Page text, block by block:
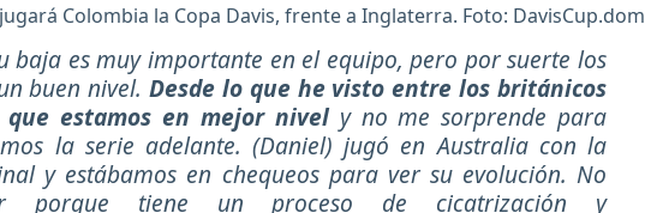
Colombia la Copa Davis, frente a Inglaterra. Foto: DavisCup.dom
baja es muy importante en el equipo, pero por suerte los
buen nivel.Desde lo que he visto entre los británicos
que estamos en mejor nively no me sorprende para
la serie adelante. (Daniel) jugó en Australia con la
y estábamos en chequeos para ver su evolución. No
porque tiene un proceso de cicatrización y